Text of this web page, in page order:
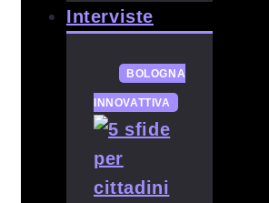
Interviste
BOLOGNA
INNOVATTIVA